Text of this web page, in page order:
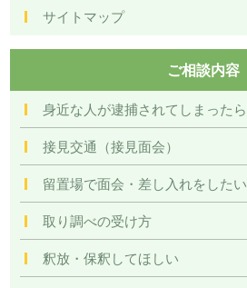
サイトマップ
ご相談内容
身近な人が逮捕されてしまったら
接見交通（接見面会）
留置場で面会・差し入れをしたい
取り調べの受け方
釈放・保釈してほしい